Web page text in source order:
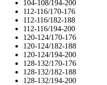
104-108/194-200
112-116/170-176
112-116/182-188
112-116/194-200
120-124/170-176
120-124/182-188
120-124/194-200
128-132/170-176
128-132/182-188
128-132/194-200